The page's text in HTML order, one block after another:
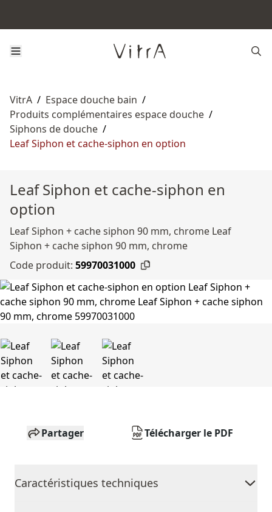
VitrA / Espace douche bain /
Produits complémentaires espace douche /
Siphons de douche /
Leaf Siphon et cache-siphon en option
Leaf Siphon et cache-siphon en
option
Leaf Siphon + cache siphon 90 mm, chrome Leaf
Siphon + cache siphon 90 mm, chrome
Code produit: 59970031000
Partager Télécharger le PDF
Caractéristiques techniques